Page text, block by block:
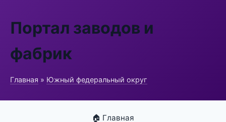
Портал заводов и
фабрик
Главная » Южный федеральный округ
🏠 Главная